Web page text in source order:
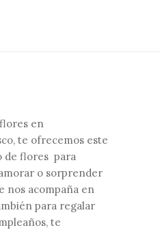
en
te ofrecemos este
de flores para
o sorprender
nos acompaña en
para regalar
te